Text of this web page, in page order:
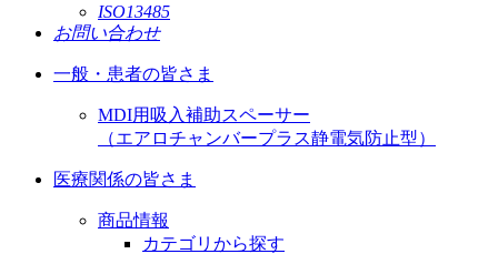
ISO13485
お問い合わせ
一般・患者の皆さま
MDI用吸入補助スペーサー
（エアロチャンバープラス静電気防止型）
医療関係の皆さま
商品情報
カテゴリから探す